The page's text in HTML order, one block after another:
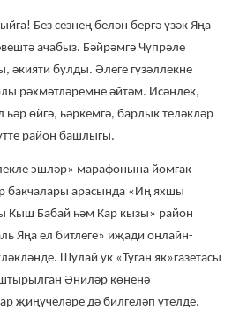
Без сезнең белән бергә үзәк Яңа
ачабыз. Бәйрәмгә Чүпрәле
әкияти булды. Әлеге гүзәллекне
рәхмәтләремне әйтәм. Исәнлек,
өйгә, һәркемгә, барлык теләкләр
район башлыгы.
эшләр» марафонына йомгак
бакчалары арасында «Иң яхшы
Бабай һәм Кар кызы» район
Яңа ел битлеге» иҗади онлайн-
Шулай ук «Туган як»газетасы
Әниләр көненә
җиңүчеләре дә билгеләп үтелде.